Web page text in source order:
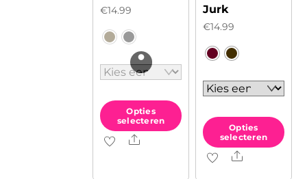
€14.99
Opties
selecteren
Dit
Share
Jurk
€14.99
Opties
selecteren
Dit
Share